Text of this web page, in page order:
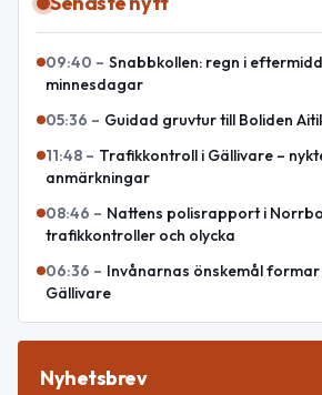
09:40 – Snabbkollen: regn i
minnesdagar
05:36 – Guidad gruvtur till Boliden
11:48 – Trafikkontroll i Gällivare –
anmärkningar
08:46 – Nattens polisrapport i
trafikkontroller och olycka
06:36 – Invånarnas önskemål
Gällivare
Nyhetsbrev